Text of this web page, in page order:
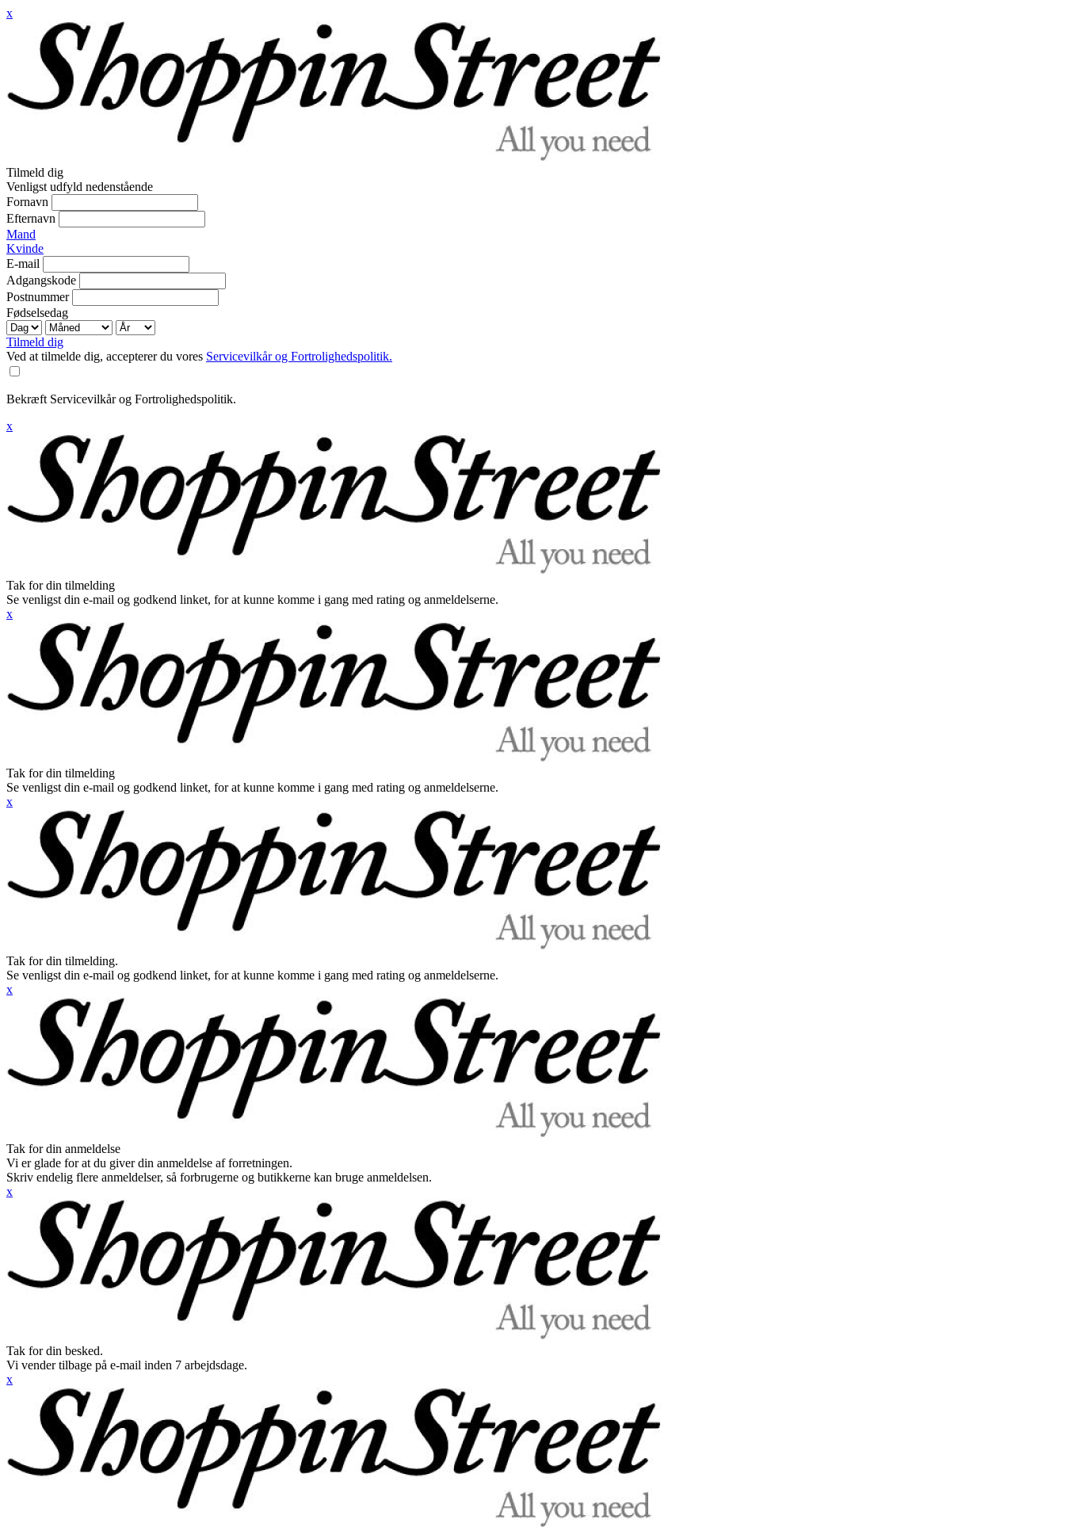
x
Tilmeld dig
Venligst udfyld nedenstående
Fornavn
Efternavn
Mand
Kvinde
E-mail
Adgangskode
Postnummer
Fødselsedag
Tilmeld dig
Ved at tilmelde dig, accepterer du vores Servicevilkår og Fortrolighedspolitik.
Bekræft Servicevilkår og Fortrolighedspolitik.
x
Tak for din tilmelding
Se venligst din e-mail og godkend linket, for at kunne komme i gang med rating og anmeldelserne.
x
Tak for din tilmelding
Se venligst din e-mail og godkend linket, for at kunne komme i gang med rating og anmeldelserne.
x
Tak for din tilmelding.
Se venligst din e-mail og godkend linket, for at kunne komme i gang med rating og anmeldelserne.
x
Tak for din anmeldelse
Vi er glade for at du giver din anmeldelse af forretningen.
Skriv endelig flere anmeldelser, så forbrugerne og butikkerne kan bruge anmeldelsen.
x
Tak for din besked.
Vi vender tilbage på e-mail inden 7 arbejdsdage.
x